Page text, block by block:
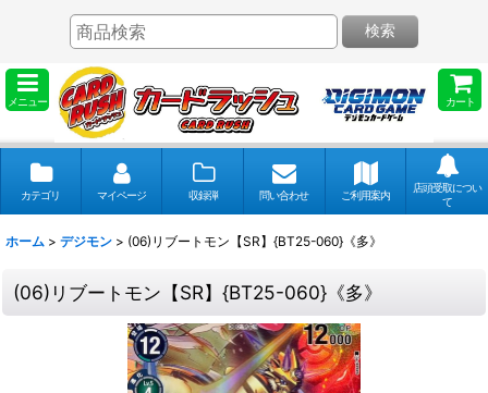
メニュー カート
検索
カテゴリ マイページ 収録弾 問い合わせ ご利用案内
店頭受取につい
て
ホーム > デジモン > (06)リブートモン【SR】{BT25-060}《多》
(06)リブートモン【SR】{BT25-060}《多》